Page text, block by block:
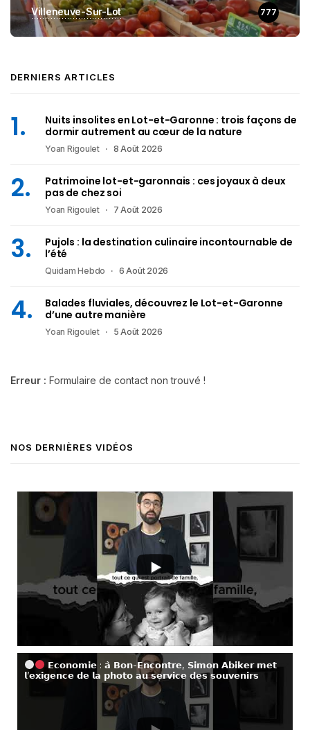
Villeneuve-Sur-Lot 777
DERNIERS ARTICLES
Nuits insolites en Lot-et-Garonne : trois façons de
dormir autrement au cœur de la nature
Yoan Rigoulet 8 Août 2026
Patrimoine lot-et-garonnais : ces joyaux à deux
pas de chez soi
Yoan Rigoulet 7 Août 2026
Pujols : la destination culinaire incontournable de
l’été
Quidam Hebdo 6 Août 2026
Balades fluviales, découvrez le Lot-et-Garonne
d’une autre manière
Yoan Rigoulet 5 Août 2026
Erreur : Formulaire de contact non trouvé !
NOS DERNIÈRES VIDÉOS
𝗘𝗰𝗼𝗻𝗼𝗺𝗶𝗲 : 𝗮̀ 𝗕𝗼𝗻-𝗘𝗻𝗰𝗼𝗻𝘁𝗿𝗲, 𝗦𝗶𝗺𝗼𝗻 𝗔𝗯𝗶𝗸𝗲𝗿 𝗺𝗲𝘁
𝗹’𝗲𝘅𝗶𝗴𝗲𝗻𝗰𝗲 𝗱𝗲 𝗹𝗮 𝗽𝗵𝗼𝘁𝗼 𝗮𝘂 𝘀𝗲𝗿𝘃𝗶𝗰𝗲 𝗱𝗲𝘀 𝘀𝗼𝘂𝘃𝗲𝗻𝗶𝗿𝘀